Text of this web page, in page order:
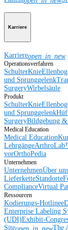
Karriere
Karriereopen_in_new
Operationsverfahren
SchulterKnie
und Sprunggelenk
SurgeryWirbelsäule
Produkt
SchulterKnie
und Sprunggelenk
SurgeryBildgebung &
Medical Education
Medical Education
Lehrgänge
vorOrthoPedia
Unternehmen
UnternehmenÜber uns
LieferketteStandorte
ComplianceVirtual
Ressourcen
Kodierungs-Hotline
Enterprise Labeling
(UDI)Exhibit-
Site
The